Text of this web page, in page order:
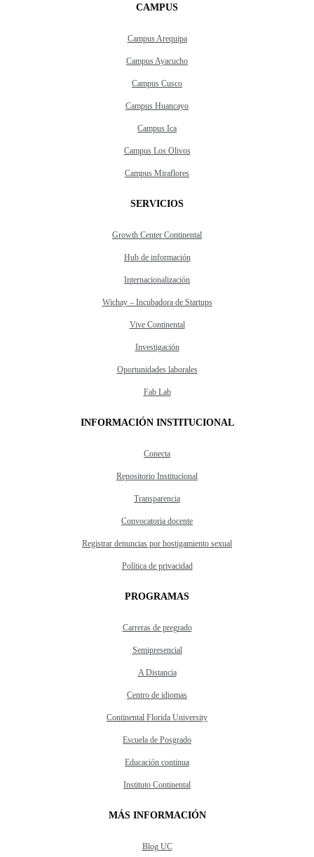
CAMPUS
Campus Arequipa
Campus Ayacucho
Campus Cusco
Campus Huancayo
Campus Ica
Campus Los Olivos
Campus Miraflores
SERVICIOS
Growth Center Continental
Hub de información
Internacionalización
Wichay – Incubadora de Startups
Vive Continental
Investigación
Oportunidades laborales
Fab Lab
INFORMACIÓN INSTITUCIONAL
Conecta
Repositorio Institucional
Transparencia
Convocatoria docente
Registrar denuncias por hostigamiento sexual
Política de privacidad
PROGRAMAS
Carreras de pregrado
Semipresencial
A Distancia
Centro de idiomas
Continental Florida University
Escuela de Posgrado
Educación continua
Instituto Continental
MÁS INFORMACIÓN
Blog UC